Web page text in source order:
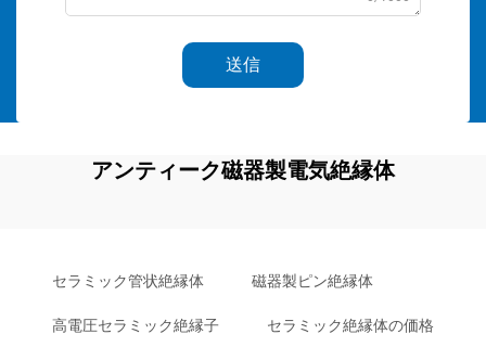
送信
アンティーク磁器製電気絶縁体
セラミック管状絶縁体 磁器製ピン絶縁体
高電圧セラミック絶縁子 セラミック絶縁体の価格